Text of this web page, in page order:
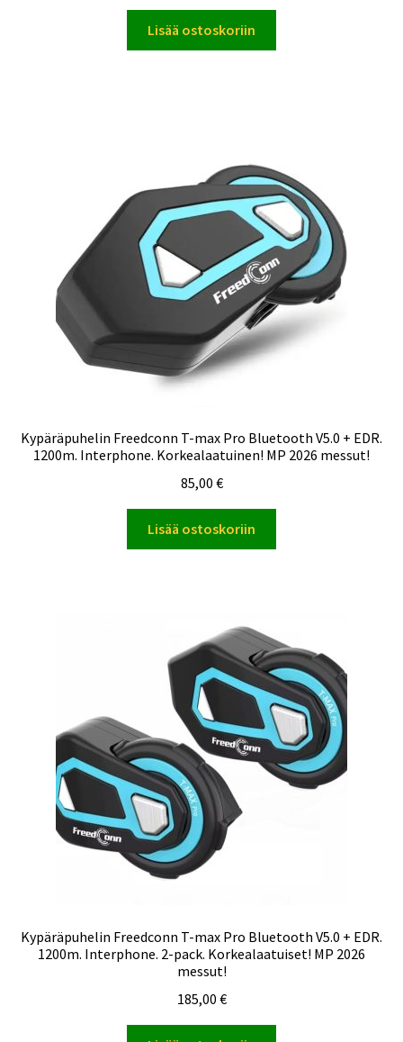
Lisää ostoskoriin
Kypäräpuhelin Freedconn T-max Pro Bluetooth V5.0 + EDR.
1200m. Interphone. Korkealaatuinen! MP 2026 messut!
85,00 €
Lisää ostoskoriin
Kypäräpuhelin Freedconn T-max Pro Bluetooth V5.0 + EDR.
1200m. Interphone. 2-pack. Korkealaatuiset! MP 2026
messut!
185,00 €